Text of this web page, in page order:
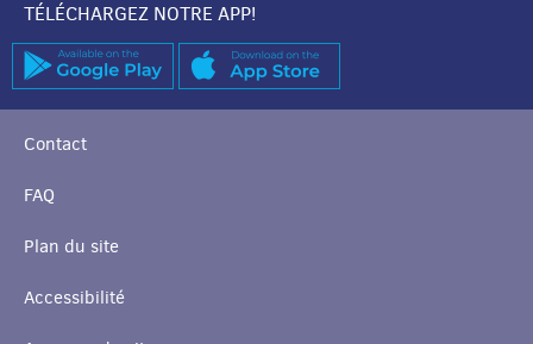
TÉLÉCHARGEZ NOTRE APP!
Contact
FAQ
Plan du site
Accessibilité